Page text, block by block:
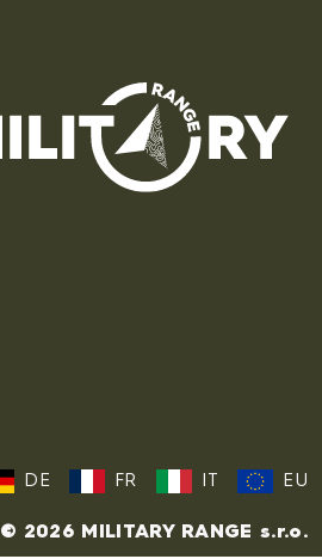
DE FR EU
© 2026 MILITARY RANGE s.r.o.